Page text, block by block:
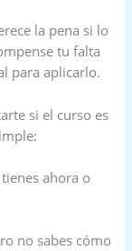
la pena si lo
tu falta
para aplicarlo.
si el curso es
ahora o
no sabes cómo